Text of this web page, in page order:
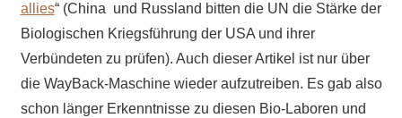
allies“ (China und Russland bitten die UN die Stärke der
Biologischen Kriegsführung der USA und ihrer
Verbündeten zu prüfen). Auch dieser Artikel ist nur über
die WayBack-Maschine wieder aufzutreiben. Es gab also
schon länger Erkenntnisse zu diesen Bio-Laboren und